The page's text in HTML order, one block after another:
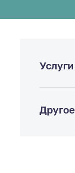
Услуги
Другое